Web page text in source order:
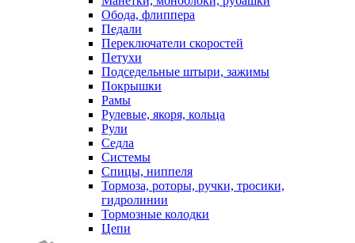
Обода, флиппера
Педали
Переключатели скоростей
Петухи
Подседельные штыри, зажимы
Покрышки
Рамы
Рулевые, якоря, кольца
Рули
Седла
Системы
Спицы, ниппеля
Тормоза, роторы, ручки, тросики,
гидролинии
Тормозные колодки
Цепи